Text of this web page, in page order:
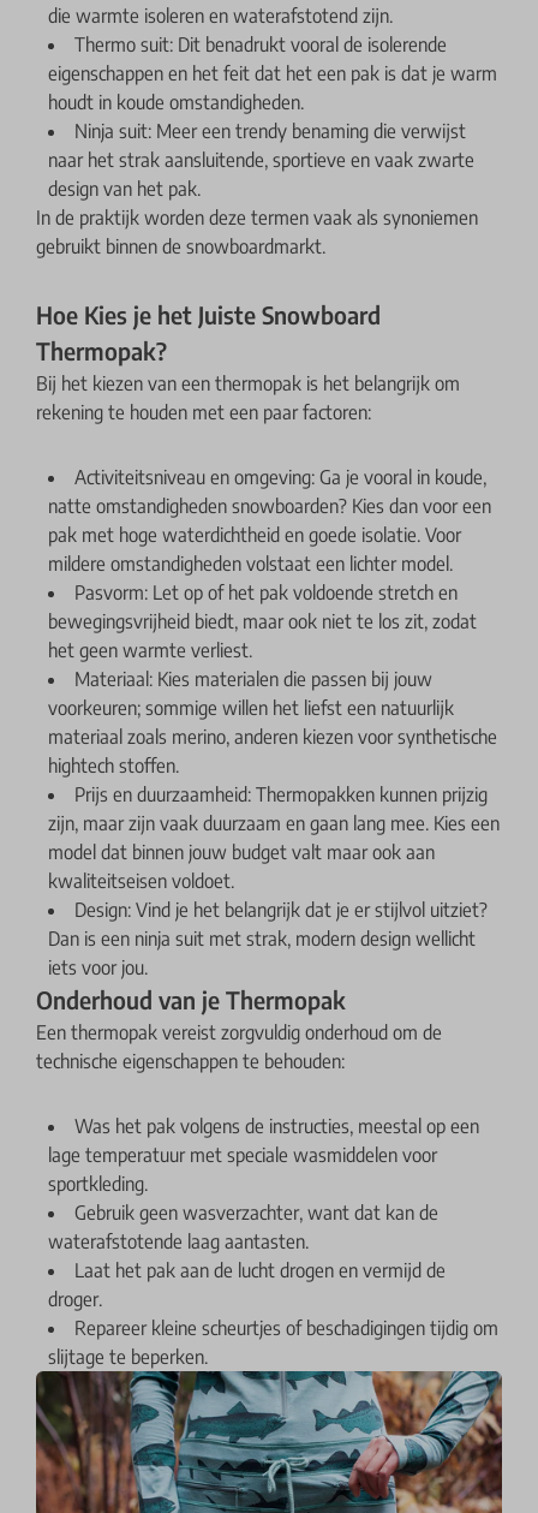
die warmte isoleren en waterafstotend zijn.
Thermo suit: Dit benadrukt vooral de isolerende
eigenschappen en het feit dat het een pak is dat je warm
houdt in koude omstandigheden.
Ninja suit: Meer een trendy benaming die verwijst
naar het strak aansluitende, sportieve en vaak zwarte
design van het pak.
In de praktijk worden deze termen vaak als synoniemen
gebruikt binnen de snowboardmarkt.
Hoe Kies je het Juiste Snowboard
Thermopak?
Bij het kiezen van een thermopak is het belangrijk om
rekening te houden met een paar factoren:
Activiteitsniveau en omgeving: Ga je vooral in koude,
natte omstandigheden snowboarden? Kies dan voor een
pak met hoge waterdichtheid en goede isolatie. Voor
mildere omstandigheden volstaat een lichter model.
Pasvorm: Let op of het pak voldoende stretch en
bewegingsvrijheid biedt, maar ook niet te los zit, zodat
het geen warmte verliest.
Materiaal: Kies materialen die passen bij jouw
voorkeuren; sommige willen het liefst een natuurlijk
materiaal zoals merino, anderen kiezen voor synthetische
hightech stoffen.
Prijs en duurzaamheid: Thermopakken kunnen prijzig
zijn, maar zijn vaak duurzaam en gaan lang mee. Kies een
model dat binnen jouw budget valt maar ook aan
kwaliteitseisen voldoet.
Design: Vind je het belangrijk dat je er stijlvol uitziet?
Dan is een ninja suit met strak, modern design wellicht
iets voor jou.
Onderhoud van je Thermopak
Een thermopak vereist zorgvuldig onderhoud om de
technische eigenschappen te behouden:
Was het pak volgens de instructies, meestal op een
lage temperatuur met speciale wasmiddelen voor
sportkleding.
Gebruik geen wasverzachter, want dat kan de
waterafstotende laag aantasten.
Laat het pak aan de lucht drogen en vermijd de
droger.
Repareer kleine scheurtjes of beschadigingen tijdig om
slijtage te beperken.